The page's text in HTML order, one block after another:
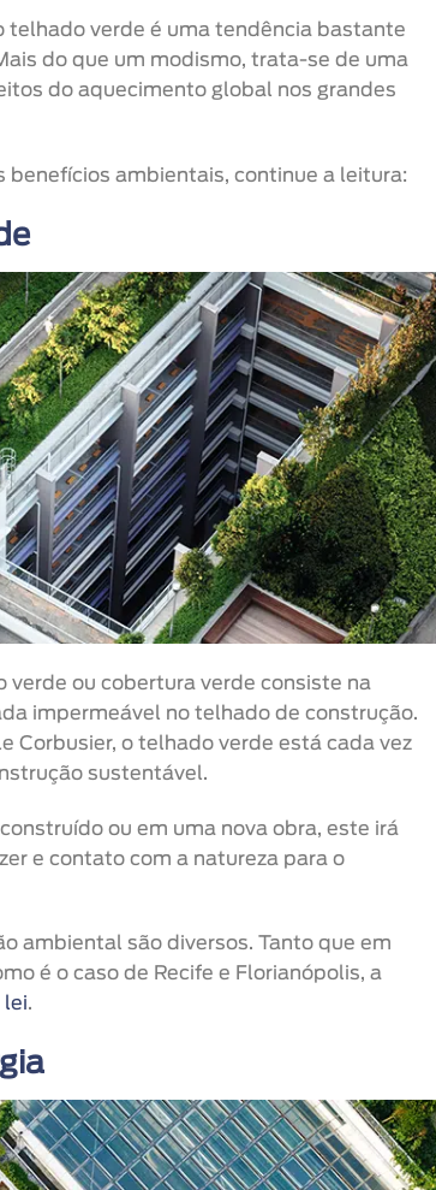
telhado verde é uma tendência bastante
do que um modismo, trata-se de uma
do aquecimento global nos grandes
benefícios ambientais, continue a leitura:
ou cobertura verde consiste na
impermeável no telhado de construção.
Corbusier, o telhado verde está cada vez
sustentável.
ou em uma nova obra, este irá
e contato com a natureza para o
ambiental são diversos. Tanto que em
é o caso de Recife e Florianópolis, a
lei.